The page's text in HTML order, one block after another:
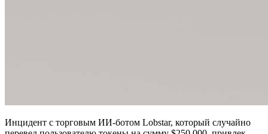
Инцидент с торговым ИИ-ботом Lobstar, который случайно